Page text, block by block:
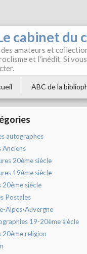
cabinet du
amateurs et
et l'inédit. Si
ABC de la
autographes
Anciens
20ème siècle
19ème siècle
20ème siècle
Postales
Alpes-Auvergne
19-20ème siècle
20ème religion